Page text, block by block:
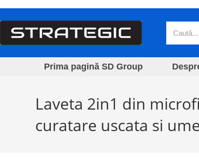
Prima pagină SD Group
Laveta 2in1 din
curatare uscata si